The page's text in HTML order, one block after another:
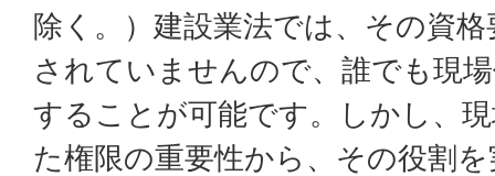
除く。）建設業法では、その資
されていませんので、誰でも現
することが可能です。しかし、
た権限の重要性から、その役割